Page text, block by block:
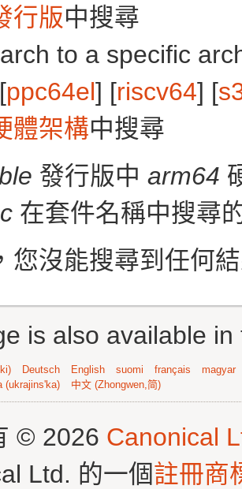
行版中搜尋
to a specific
ppc64el] [riscv64] [
體架構中搜尋
發行版中 arm64
在套件名稱中搜尋
您沒能搜尋到任何
is also available
Deutsch English suomi français
magyar
(ukrajins'ka) 中文 (Zhongwen,简)
© 2026 Canonical
Ltd. 的一個註冊商